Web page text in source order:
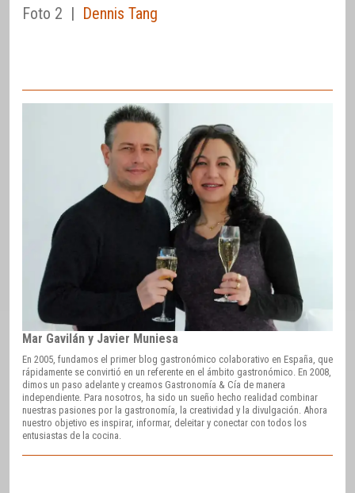
Foto 2 | Dennis Tang
Mar Gavilán y Javier Muniesa
En 2005, fundamos el primer blog gastronómico colaborativo en España, que
rápidamente se convirtió en un referente en el ámbito gastronómico. En 2008,
dimos un paso adelante y creamos Gastronomía & Cía de manera
independiente. Para nosotros, ha sido un sueño hecho realidad combinar
nuestras pasiones por la gastronomía, la creatividad y la divulgación. Ahora
nuestro objetivo es inspirar, informar, deleitar y conectar con todos los
entusiastas de la cocina.